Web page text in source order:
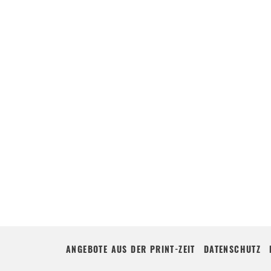
ANGEBOTE AUS DER PRINT-ZEIT DATENSCHUTZ